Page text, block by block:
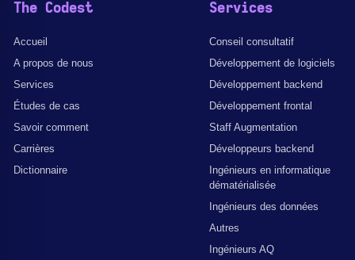
The Codest
Accueil
A propos de nous
Services
Études de cas
Savoir comment
Carrières
Dictionnaire
Services
Conseil consultatif
Développement de logiciels
Développement backend
Développement frontal
Staff Augmentation
Développeurs backend
Ingénieurs en informatique
dématérialisée
Ingénieurs des données
Autres
Ingénieurs AQ